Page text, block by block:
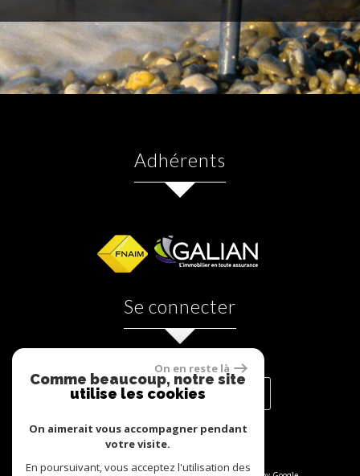
adhérents
se connecter
ESPACE PROPRIÉTAIRES
On en reste là
Comme beaucoup, notre site
utilise les cookies
On aimerait vous accompagner pendant
votre visite.
En poursuivant, vous acceptez l'utilisation des